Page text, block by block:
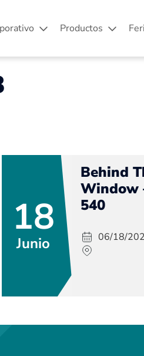
Productos
18
Junio
Behind
Window
540
06/18/